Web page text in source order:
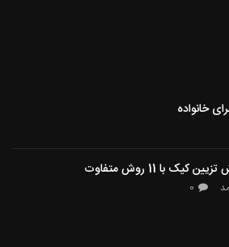
کیک با 11 روش متفاوت
0